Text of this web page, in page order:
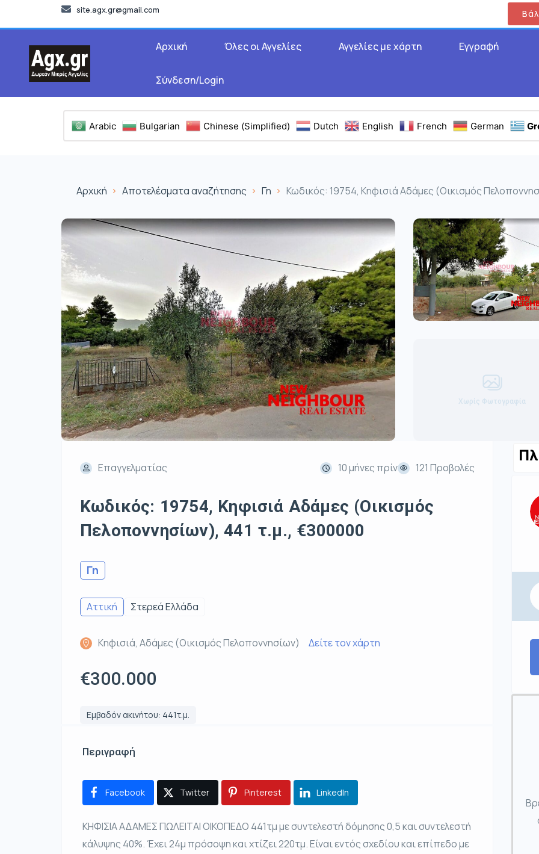
site.agx.gr@gmail.com
Αρχική Όλες οι Αγγελίες Αγγελίες με χάρτη Εγγραφή
Σύνδεση/Login
Arabic Bulgarian Chinese (Simplified) Dutch English French German
Αρχική Αποτελέσματα αναζήτησης Γη Κωδικός: 19754, Κηφισιά Αδάμες (Οικισμός
Χωρίς Φωτογραφία
Επαγγελματίας 10 μήνες πρίν 121 Προβολές
Κωδικός: 19754, Κηφισιά Αδάμες (Οικισμός
Πελοποννησίων), 441 τ.μ., €300000
Γη
Αττική Στερεά Ελλάδα
Κηφισιά, Αδάμες (Οικισμός Πελοποννησίων) Δείτε τον χάρτη
€300.000
Εμβαδόν ακινήτου: 441τ.μ.
Περιγραφή
Facebook Twitter Pinterest LinkedIn
ΚΗΦΙΣΙΑ ΑΔΑΜΕΣ ΠΩΛΕΙΤΑΙ ΟΙΚΟΠΕΔΟ 441τμ με συντελεστή δόμησης 0,5 και συντελεστή
κάλυψης 40%. Έχει 24μ πρόσοψη και χτίζει 220τμ. Είναι εντός σχεδίου και επίπεδο με